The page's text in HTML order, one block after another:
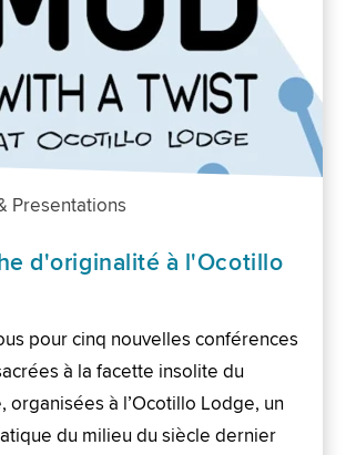
Presentations
d'originalité à l'Ocotillo
pour cinq nouvelles conférences
à la facette insolite du
organisées à l’Ocotillo Lodge, un
du milieu du siècle dernier